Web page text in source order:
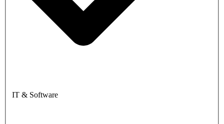
IT & Software